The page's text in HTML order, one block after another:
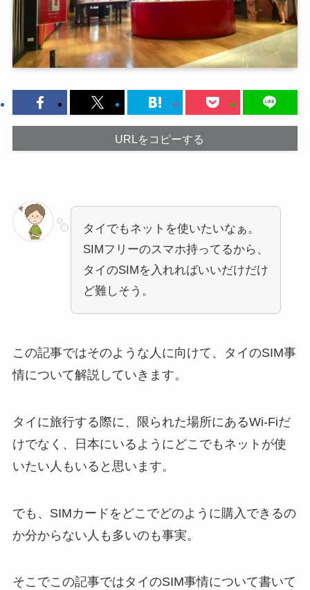
URLをコピーする
タイでもネットを使いたいなぁ。
SIMフリーのスマホ持ってるから、
タイのSIMを入れればいいだけだけ
ど難しそう。
この記事ではそのような人に向けて、タイのSIM事
情について解説していきます。
タイに旅行する際に、限られた場所にあるWi-Fiだ
けでなく、日本にいるようにどこでもネットが使
いたい人もいると思います。
でも、SIMカードをどこでどのように購入できるの
か分からない人も多いのも事実。
そこでこの記事ではタイのSIM事情について書いて